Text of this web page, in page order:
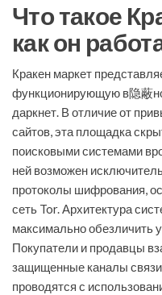
Что такое
как он
Кракен маркет
функционирующую в隐蔽
даркнет. В отличие от
сайтов, эта площадка
поисковыми системами
ней возможен
протоколы шифрования,
сеть Tor. Архитектура
максимально обезличить
Покупатели и продавцы
защищенные каналы
проводятся с